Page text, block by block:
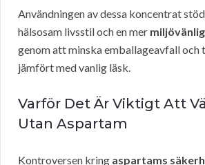
Användningen av dessa koncentrat
hälsosam livsstil och en mer miljövänlig
genom att minska emballageavfall och
jämfört med vanlig läsk.
Varför Det Är Viktigt Att
Utan Aspartam
Kontroversen kring aspartams